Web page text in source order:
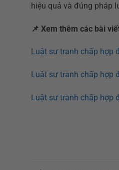
hiệu quả và đúng pháp
📌 Xem thêm các bài
Luật sư tranh chấp hợp
Luật sư tranh chấp hợp
Luật sư tranh chấp hợp